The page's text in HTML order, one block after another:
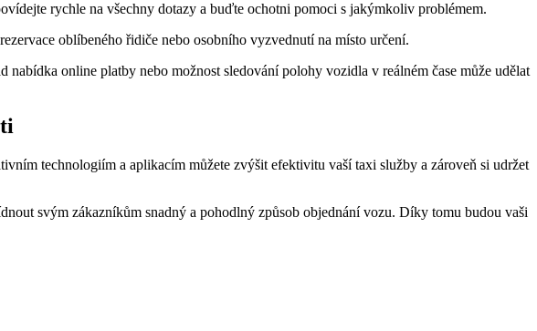
rychle na všechny dotazy a buďte ochotni pomoci s jakýmkoliv problémem.
oblíbeného řidiče nebo osobního vyzvednutí na místo určení.
online platby nebo možnost sledování polohy vozidla v reálném čase může udělat
technologiím a aplikacím můžete zvýšit efektivitu vaší taxi služby a zároveň si udržet
svým zákazníkům snadný a pohodlný způsob objednání vozu. Díky tomu budou vaši